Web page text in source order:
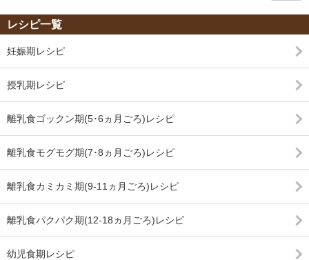
レシピ一覧
妊娠期レシピ
授乳期レシピ
離乳食ゴックン期(5･6ヵ月ごろ)レシピ
離乳食モグモグ期(7･8ヵ月ごろ)レシピ
離乳食カミカミ期(9-11ヵ月ごろ)レシピ
離乳食パクパク期(12-18ヵ月ごろ)レシピ
幼児食期レシピ